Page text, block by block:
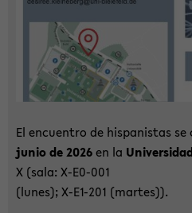
El en­cuen­tro de his­pa­nis­tas se
junio de 2026en la
X (sala: X-​E0-001
(lunes); X-​E1-201 (mar­tes)).